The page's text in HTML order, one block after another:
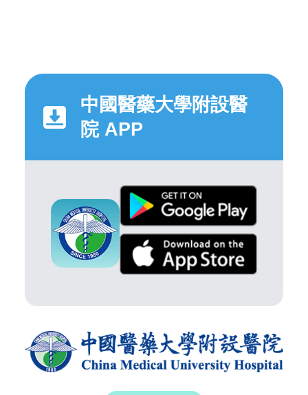
中國醫藥大學附設醫
院 APP